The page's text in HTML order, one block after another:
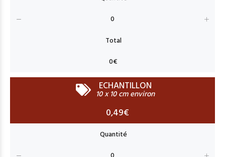
ECHANTILLON
10 x 10 cm environ
0,49€